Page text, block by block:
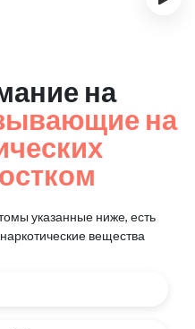
на
на
указанные ниже, есть
вещества